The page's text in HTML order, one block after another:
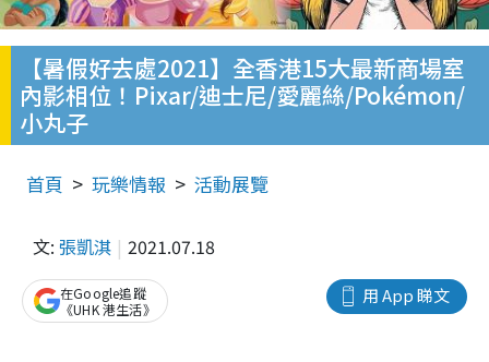
【暑假好去處2021】全香港15大最新商場室
內影相位！Pixar/迪士尼/愛麗絲/Pokémon/
小丸子
首頁 玩樂情報 活動展覽
文: 張凱淇 2021.07.18
用 App 睇文
在Google追蹤
《UHK 港生活》